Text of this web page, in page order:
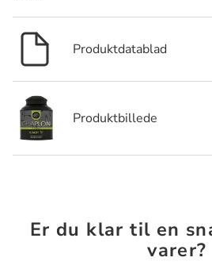
Produktdatablad
Produktbillede
Er du klar til en
varer?